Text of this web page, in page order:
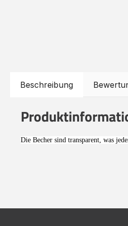
Beschreibung
Die Becher sind transparent, was